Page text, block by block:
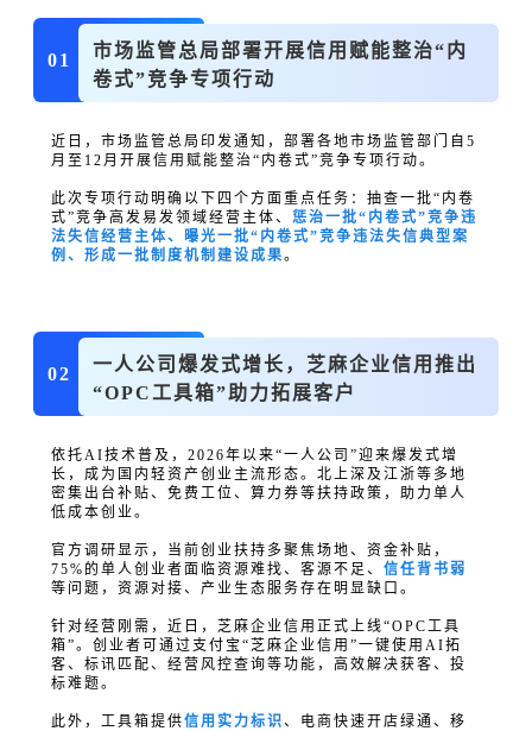
01
市场监管总局部署开展信用赋能整治“内
卷式”竞争专项行动
近日，市场监管总局印发通知，部署各地市场监管部门自5
月至12月开展信用赋能整治“内卷式”竞争专项行动。
此次专项行动明确以下四个方面重点任务：抽查一批“内卷
式”竞争高发易发领域经营主体、惩治一批“内卷式”竞争违
法失信经营主体、曝光一批“内卷式”竞争违法失信典型案
例、形成一批制度机制建设成果。
02
一人公司爆发式增长，芝麻企业信用推出
“OPC工具箱”助力拓展客户
依托AI技术普及，2026年以来“一人公司”迎来爆发式增
长，成为国内轻资产创业主流形态。北上深及江浙等多地
密集出台补贴、免费工位、算力券等扶持政策，助力单人
低成本创业。
官方调研显示，当前创业扶持多聚焦场地、资金补贴，
75%的单人创业者面临资源难找、客源不足、信任背书弱
等问题，资源对接、产业生态服务存在明显缺口。
针对经营刚需，近日，芝麻企业信用正式上线“OPC工具
箱”。创业者可通过支付宝“芝麻企业信用”一键使用AI拓
客、标讯匹配、经营风控查询等功能，高效解决获客、投
标难题。
此外，工具箱提供信用实力标识、电商快速开店绿通、移